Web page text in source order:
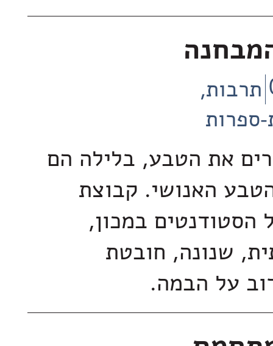
תרבות
ספרות
את הטבע, בלילה הם
האנושי. קבוצת
הסטודנטים במכון,
שנונה, חובטת
על הבמה.